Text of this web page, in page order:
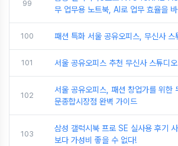
99
무 업무용 노트북, AI로 업무 효율을
100 패션 특화 서울 공유오피스, 무신사
101 서울 공유오피스 추천 무신사 스튜디
102
서울 공유오피스, 패션 창업가를 위한
문종합시장점 완벽 가이드
103
삼성 갤럭시북 프로 SE 실사용 후기
보다 가성비 좋을 수 없다!